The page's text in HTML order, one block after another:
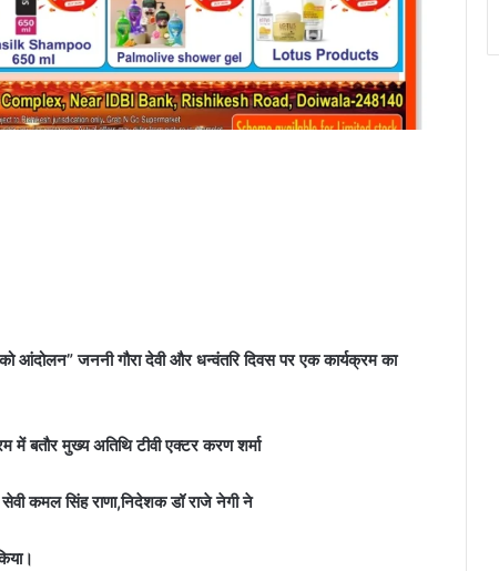
आंदोलन” जननी गौरा देवी और धन्वंतरि दिवस पर एक कार्यक्रम का
में बतौर मुख्य अतिथि टीवी एक्टर करण शर्मा
कमल सिंह राणा,निदेशक डॉ राजे नेगी ने